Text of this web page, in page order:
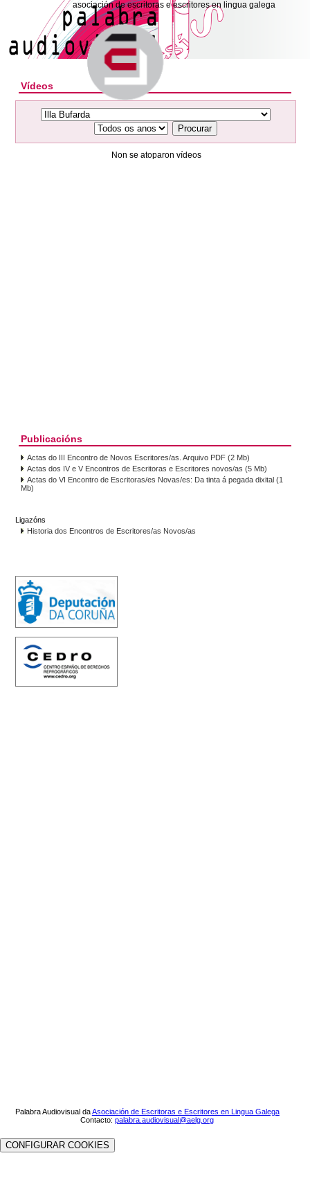
asociación de escritoras e escritores en lingua galega
Vídeos
Procurar
Non se atoparon vídeos
Publicacións
Actas do III Encontro de Novos Escritores/as. Arquivo PDF (2 Mb)
Actas dos IV e V Encontros de Escritoras e Escritores novos/as (5 Mb)
Actas do VI Encontro de Escritoras/es Novas/es: Da tinta á pegada dixital (1
Mb)
Ligazóns
Historia dos Encontros de Escritores/as Novos/as
Palabra Audiovisual daAsociación de Escritoras e Escritores en Lingua Galega
Contacto:palabra.audiovisual@aelg.org
CONFIGURAR COOKIES